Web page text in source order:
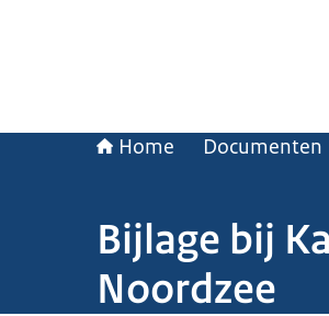
Home Documenten
Bijlage bij
Noordzee